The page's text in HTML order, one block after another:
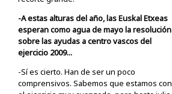
-A estas alturas del año, las Euskal Etxeas
esperan como agua de mayo la resolución
sobre las ayudas a centro vascos del
ejercicio 2009...
-Sí es cierto. Han de ser un poco
comprensivos. Sabemos que estamos con